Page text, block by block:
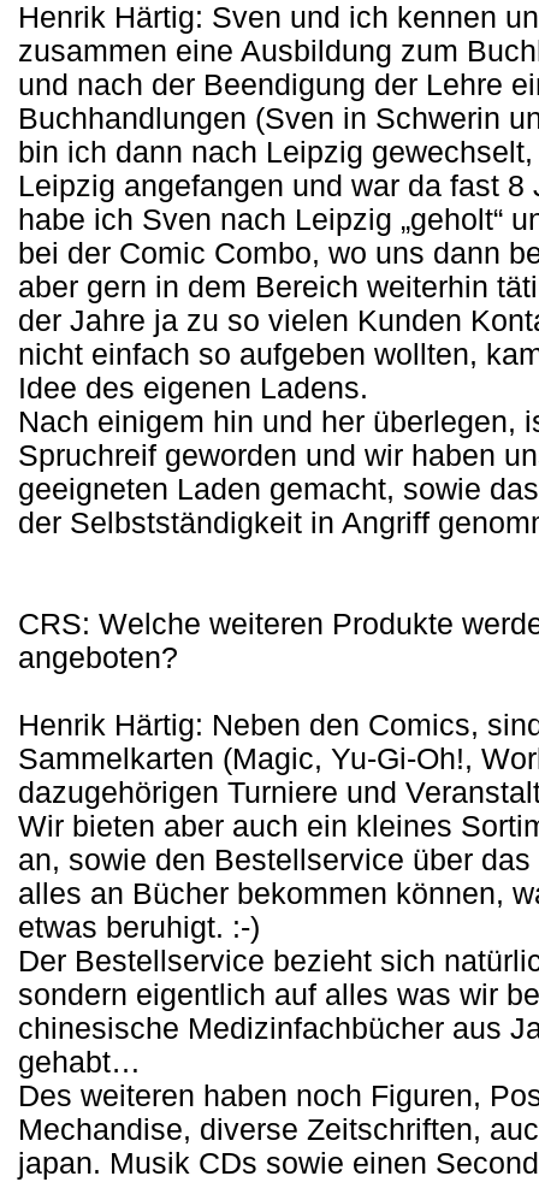
Henrik Härtig: Sven und ich kennen
zusammen eine Ausbildung zum
und nach der Beendigung der Lehre
Buchhandlungen (Sven in Schwerin
bin ich dann nach Leipzig
Leipzig angefangen und war da fast
habe ich Sven nach Leipzig „geholt“
bei der Comic Combo, wo uns dann
aber gern in dem Bereich weiterhin
der Jahre ja zu so vielen Kunden
nicht einfach so aufgeben wollten,
Idee des eigenen Ladens.
Nach einigem hin und her überlegen,
Spruchreif geworden und wir haben
geeigneten Laden gemacht, sowie
der Selbstständigkeit in Angriff
CRS: Welche weiteren Produkte
angeboten?
Henrik Härtig: Neben den Comics,
Sammelkarten (Magic, Yu-Gi-Oh!,
dazugehörigen Turniere und
Wir bieten aber auch ein kleines
an, sowie den Bestellservice über
alles an Bücher bekommen können,
etwas beruhigt. :-)
Der Bestellservice bezieht sich
sondern eigentlich auf alles was wir
chinesische Medizinfachbücher aus
gehabt…
Des weiteren haben noch Figuren,
Mechandise, diverse Zeitschriften,
japan. Musik CDs sowie einen